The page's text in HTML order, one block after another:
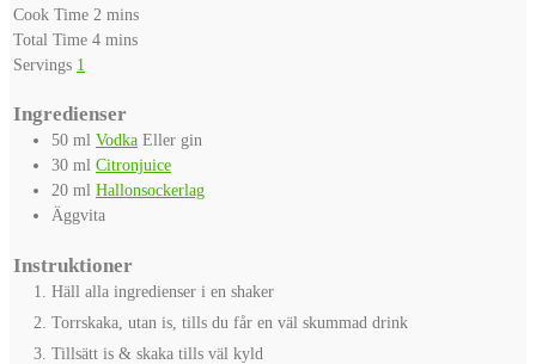
Cook Time 2 minutes
mins
Total Time 4minutes
mins
Servings 1
Ingredienser
50 ml Vodka Eller gin
30 ml Citronjuice
20 ml Hallonsockerlag
Äggvita
Instruktioner
Häll alla ingredienser i en shaker
Torrskaka, utan is, tills du får en väl skummad drink
Tillsätt is & skaka tills väl kyld